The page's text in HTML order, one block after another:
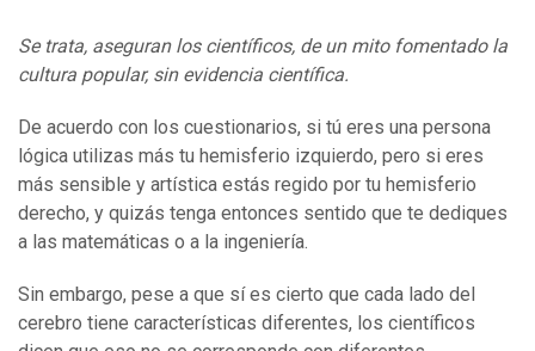
Se trata, aseguran los científicos, de un mito fomentado la
cultura popular, sin evidencia científica.
De acuerdo con los cuestionarios, si tú eres una persona
lógica utilizas más tu hemisferio izquierdo, pero si eres
más sensible y artística estás regido por tu hemisferio
derecho, y quizás tenga entonces sentido que te dediques
a las matemáticas o a la ingeniería.
Sin embargo, pese a que sí es cierto que cada lado del
cerebro tiene características diferentes, los científicos